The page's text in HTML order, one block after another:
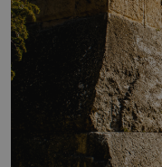
ní vidí důkaz
znalost Antarktidy
Jiní tvrdí,